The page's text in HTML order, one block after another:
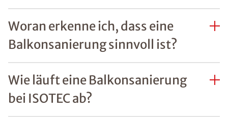
Woran erkenne ich, dass eine
Balkonsanierung sinnvoll ist?
Wie läuft eine Balkonsanierung
bei ISOTEC ab?